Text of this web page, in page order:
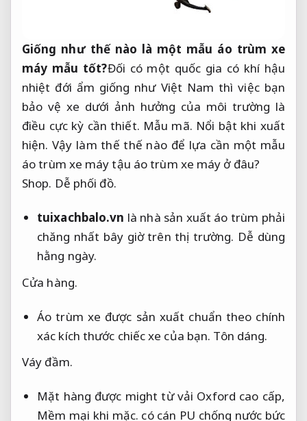
Giống như thế nào là một mẫu áo trùm xe
máy mẫu tốt?Đối có một quốc gia có khí hậu
nhiệt đới ẩm giống như Việt Nam thì việc bạn
bảo vệ xe dưới ảnh hưởng của môi trường là
điều cực kỳ cần thiết. Mẫu mã. Nổi bật khi xuất
hiện. Vậy làm thế thế nào để lựa cần một mẫu
áo trùm xe máy tậu áo trùm xe máy ở đâu?
Shop. Dễ phối đồ.
tuixachbalo.vn là nhà sản xuất áo trùm phải
chăng nhất bây giờ trên thị trường. Dễ dùng
hằng ngày.
Cửa hàng.
Áo trùm xe được sản xuất chuẩn theo chính
xác kích thước chiếc xe của bạn. Tôn dáng.
Váy đầm.
Mặt hàng được might từ vải Oxford cao cấp,
Mềm mại khi mặc. có cán PU chống nước bức